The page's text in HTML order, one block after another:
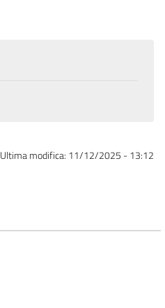
Ultima modifica: 11/12/2025 - 13:12